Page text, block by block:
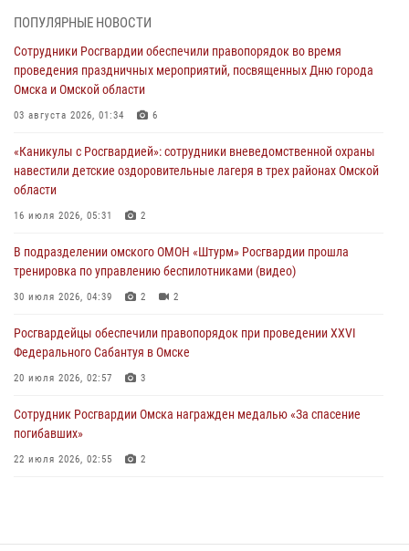
тренировка по управлению беспилотниками (видео)
30 июля 2026, 04:39 2
Росгвардия обеспечила безопасность уникального передвижного
29 июля 2026, 01:49
Росгвардейцы приняли участие в крестном ходе в День крещения
Руси в Омске
При содействии спецназа Росгвардии пресечены нарушения
миграционного законодательства в Омске (видео)
ПОПУЛЯРНЫЕ НОВОСТИ
Сотрудники Росгвардии обеспечили правопорядок во время
проведения праздничных мероприятий, посвященных Дню города
Омска и Омской области
03 августа 2026, 01:34 6
«Каникулы с Росгвардией»: сотрудники вневедомственной охраны
навестили детские оздоровительные лагеря в трех районах Омской
области
16 июля 2026, 05:31 2
В подразделении омского ОМОН «Штурм» Росгвардии прошла
тренировка по управлению беспилотниками (видео)
30 июля 2026, 04:39 2 2
Росгвардейцы обеcпечили правопорядок при проведении XXVI
Федерального Сабантуя в Омске
20 июля 2026, 02:57 3
Сотрудник Росгвардии Омска награжден медалью «За спасение
погибавших»
22 июля 2026, 02:55 2